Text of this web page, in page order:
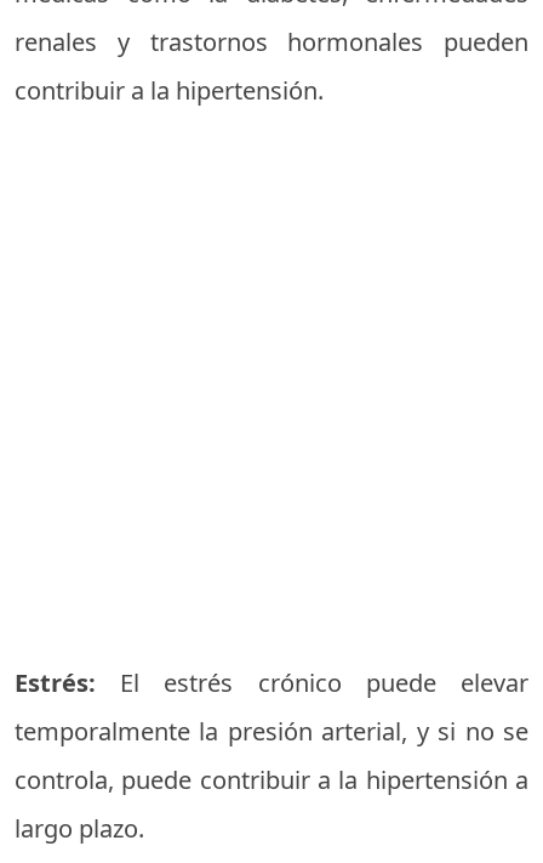
renales y trastornos hormonales pueden
contribuir a la hipertensión.
Estrés: El estrés crónico puede elevar
temporalmente la presión arterial, y si no se
controla, puede contribuir a la hipertensión a
largo plazo.